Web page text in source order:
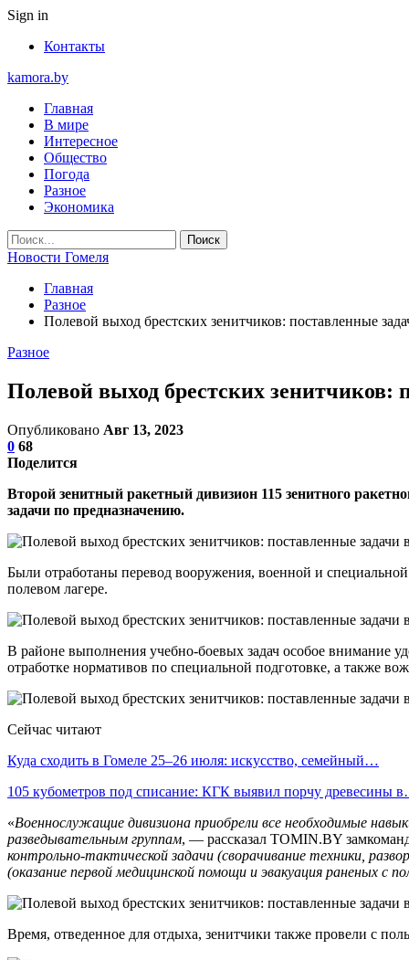
Sign in
Контакты
kamora.by
Главная
В мире
Интересное
Общество
Погода
Разное
Экономика
Новости Гомеля
Главная
Разное
Полевой выход брестских зенитчиков: поставленные
Разное
Полевой выход брестских
Опубликовано Авг 13, 2023
0 68
Поделится
Второй зенитный ракетный дивизион 115 зенитного
задачи по предназначению.
Были отработаны перевод вооружения, военной и
полевом лагере.
В районе выполнения учебно-боевых задач особое внимание
отработке нормативов по специальной подготовке, а также
Сейчас читают
Куда сходить в Гомеле 25–26 июля: искусство, семейный…
105 кубометров под списание: КГК выявил порчу древесины
«Военнослужащие дивизиона приобрели все необходимые
разведывательным группам, — рассказал TOMIN.BY
контрольно-тактической задачи (сворачивание техники,
(оказание первой медицинской помощи и эвакуация раненых с
Время, отведенное для отдыха, зенитчики также провели с